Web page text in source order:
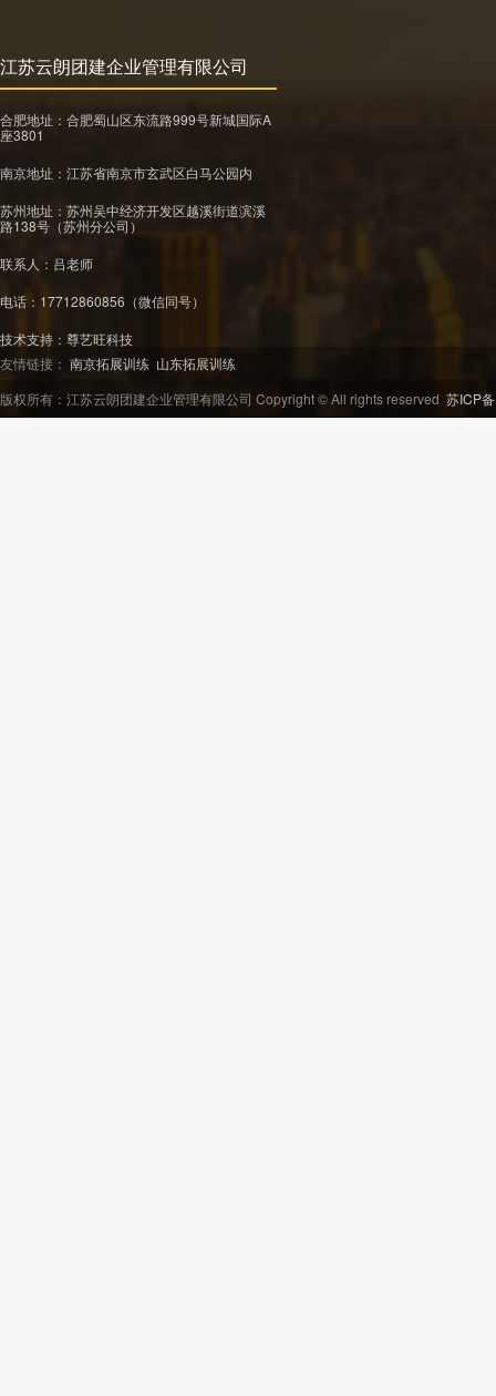
江苏云朗团建企业管理有限公司
合肥地址：合肥蜀山区东流路999号新城国际A
座3801
南京地址：江苏省南京市玄武区白马公园内
苏州地址：苏州吴中经济开发区越溪街道滨溪
路138号（苏州分公司）
联系人：吕老师
电话：17712860856（微信同号）
技术支持： 尊艺旺科技
友情链接： 南京拓展训练 山东拓展训练
版权所有：江苏云朗团建企业管理有限公司 Copyright © All rights reserved 苏ICP